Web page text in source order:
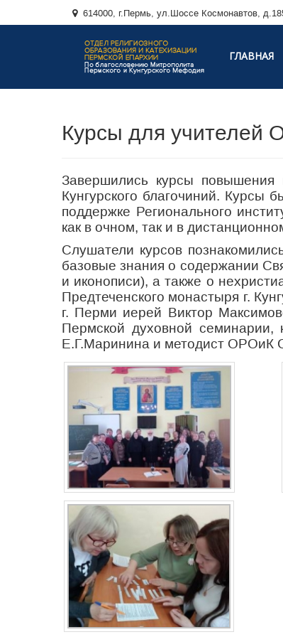
614000, г.Пермь, ул.Шоссе Космонавтов,
ГЛАВНАЯ
Курсы для учителей
Завершились курсы повышения
Кунгурского благочиний. Курсы
поддержке Регионального
как в очном, так и в
Слушатели курсов
базовые знания о содержании
и иконописи), а также о
Предтеченского монастыря г.
г. Перми иерей Виктор
Пермской духовной семинарии,
Е.Г.Маринина и методист ОРОиК